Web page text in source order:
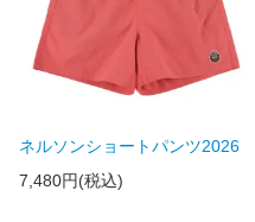
ネルソンショートパンツ2026
7,480円(税込)